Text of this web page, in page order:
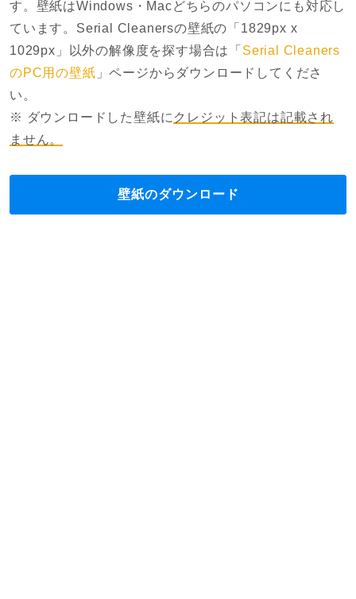
す。壁紙はWindows・Macどちらのパソコンにも対応し
ています。Serial Cleanersの壁紙の「1829px x
1029px」以外の解像度を探す場合は「 Serial Cleaners
のPC用の壁紙 」ページからダウンロードしてくださ
い。
※ ダウンロードした壁紙に クレジット表記は記載され
ません。
壁紙のダウンロード